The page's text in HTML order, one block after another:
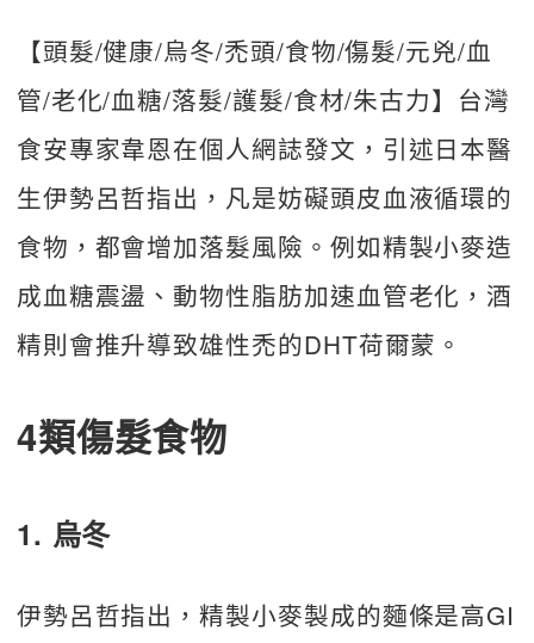
【頭髮/健康/烏冬/禿頭/食物/傷髮/元兇/血
管/老化/血糖/落髮/護髮/食材/朱古力】台灣
食安專家韋恩在個人網誌發文，引述日本醫
生伊勢呂哲指出，凡是妨礙頭皮血液循環的
食物，都會增加落髮風險。例如精製小麥造
成血糖震盪、動物性脂肪加速血管老化，酒
精則會推升導致雄性禿的DHT荷爾蒙。
4類傷髮食物
1. 烏冬
伊勢呂哲指出，精製小麥製成的麵條是高GI